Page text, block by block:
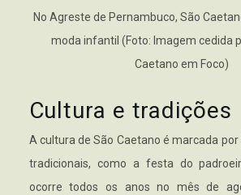
No Agreste de Pernambuco, São
moda infantil (Foto: Imagem cedida
Caetano em Foco)
Cultura e tradições
A cultura de São Caetano é marcada
tradicionais, como a festa do
ocorre todos os anos no mês de